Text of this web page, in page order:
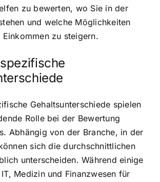
zu bewerten, wo Sie in der
und welche Möglichkeiten
Einkommen zu steigern.
Gehaltsunterschiede spielen
Rolle bei der Bewertung
Abhängig von der Branche, in der
sich die durchschnittlichen
unterscheiden. Während einige
Medizin und Finanzwesen für